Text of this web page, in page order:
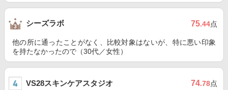
シーズラボ 75.44点
他の所に通ったことがなく、比較対象はないが、特に悪い印象
を持たなかったので（30代／女性）
VS28スキンケアスタジオ 74.78点